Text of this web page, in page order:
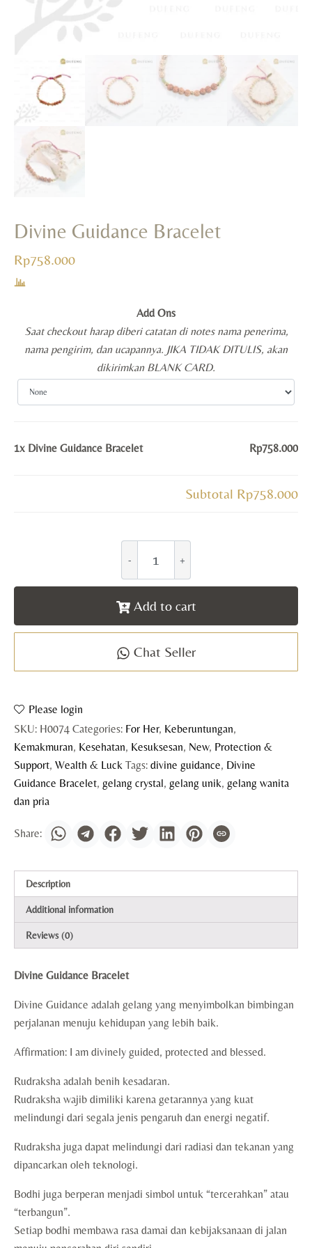
Divine Guidance Bracelet
Rp758.000
Add Ons
Saat checkout harap diberi catatan di notes nama penerima,
nama pengirim, dan ucapannya. JIKA TIDAK DITULIS, akan
dikirimkan BLANK CARD.
1x Divine Guidance Bracelet Rp758.000
Subtotal Rp758.000
Add to cart
Chat Seller
Please login
SKU: H0074 Categories: For Her, Keberuntungan,
Kemakmuran, Kesehatan, Kesuksesan, New, Protection &
Support, Wealth & Luck Tags: divine guidance, Divine
Guidance Bracelet, gelang crystal, gelang unik, gelang wanita
dan pria
Description
Additional information
Reviews (0)
Divine Guidance Bracelet
Divine Guidance adalah gelang yang menyimbolkan bimbingan
perjalanan menuju kehidupan yang lebih baik.
Affirmation: I am divinely guided, protected and blessed.
Rudraksha adalah benih kesadaran.
Rudraksha wajib dimiliki karena getarannya yang kuat
melindungi dari segala jenis pengaruh dan energi negatif.
Rudraksha juga dapat melindungi dari radiasi dan tekanan yang
dipancarkan oleh teknologi.
Bodhi juga berperan menjadi simbol untuk “tercerahkan” atau
“terbangun”.
Setiap bodhi membawa rasa damai dan kebijaksanaan di jalan